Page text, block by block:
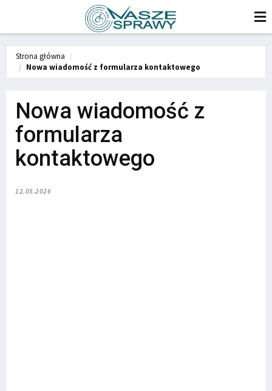
Strona główna
Nowa wiadomość z formularza kontaktowego
Nowa wiadomość z
formularza
kontaktowego
12.05.2026